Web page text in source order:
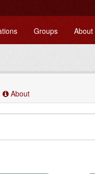
Groups About
About